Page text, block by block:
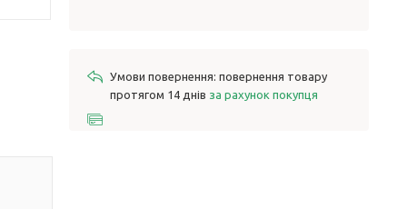
повернення товару
протягом 14 днів за рахунок покупця